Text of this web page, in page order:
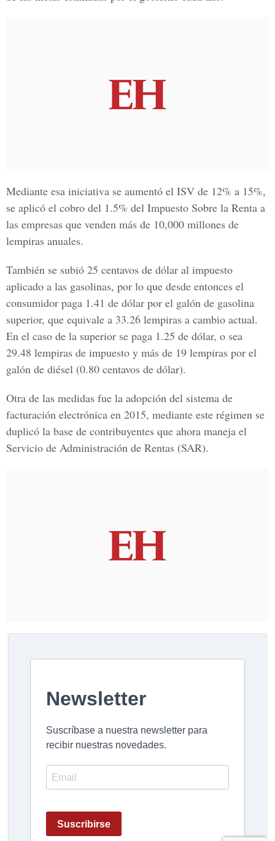
Mediante esa iniciativa se aumentó el ISV de 12% a 15%,
se aplicó el cobro del 1.5% del Impuesto Sobre la Renta a
las empresas que venden más de 10,000 millones de
lempiras anuales.
También se subió 25 centavos de dólar al impuesto
aplicado a las gasolinas, por lo que desde entonces el
consumidor paga 1.41 de dólar por el galón de gasolina
superior, que equivale a 33.26 lempiras a cambio actual.
En el caso de la superior se paga 1.25 de dólar, o sea
29.48 lempiras de impuesto y más de 19 lempiras por el
galón de diésel (0.80 centavos de dólar).
Otra de las medidas fue la adopción del sistema de
facturación electrónica en 2015, mediante este régimen se
duplicó la base de contribuyentes que ahora maneja el
Servicio de Administración de Rentas (SAR).